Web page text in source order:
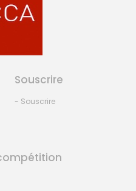
Souscrire
- Souscrire